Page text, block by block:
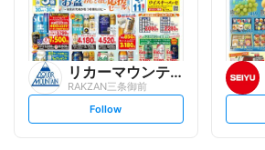
リカーマウンテン
RAKZAN三条御前
s
Follow